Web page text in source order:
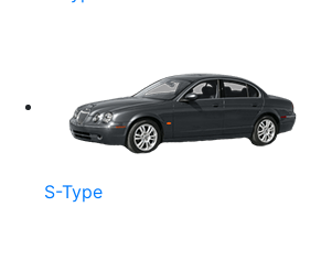
S-Type